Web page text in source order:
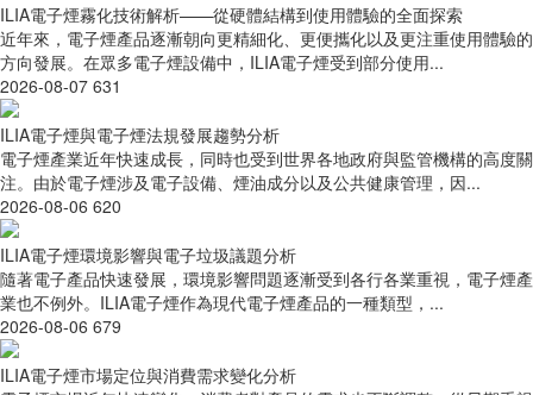
ILIA電子煙霧化技術解析——從硬體結構到使用體驗的全面探索
近年來，電子煙產品逐漸朝向更精細化、更便攜化以及更注重使用體驗的
方向發展。在眾多電子煙設備中，ILIA電子煙受到部分使用...
2026-08-07 631
ILIA電子煙與電子煙法規發展趨勢分析
電子煙產業近年快速成長，同時也受到世界各地政府與監管機構的高度關
注。由於電子煙涉及電子設備、煙油成分以及公共健康管理，因...
2026-08-06 620
ILIA電子煙環境影響與電子垃圾議題分析
隨著電子產品快速發展，環境影響問題逐漸受到各行各業重視，電子煙產
業也不例外。ILIA電子煙作為現代電子煙產品的一種類型，...
2026-08-06 679
ILIA電子煙市場定位與消費需求變化分析